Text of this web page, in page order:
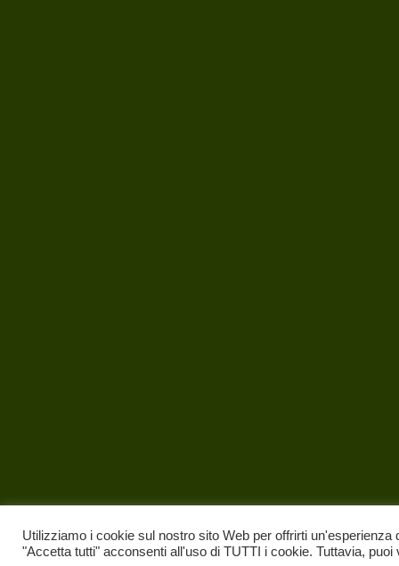
Utilizziamo i cookie sul nostro sito Web per offrirti
"Accetta tutti" acconsenti all'uso di TUTTI i cookie. Tuttavia,